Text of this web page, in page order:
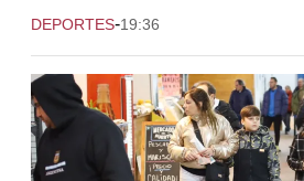
DEPORTES-19:36